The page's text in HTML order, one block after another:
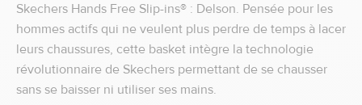
Skechers Hands Free Slip-ins® : Delson. Pensée pour les
hommes actifs qui ne veulent plus perdre de temps à lacer
leurs chaussures, cette basket intègre la technologie
révolutionnaire de Skechers permettant de se chausser
sans se baisser ni utiliser ses mains.